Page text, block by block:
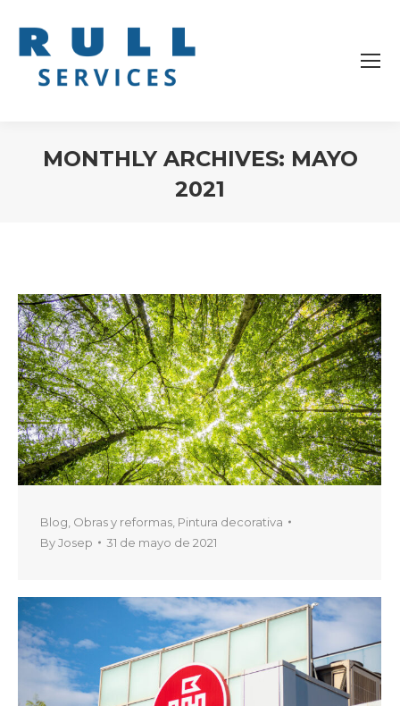
MONTHLY ARCHIVES: MAYO
2021
Blog Obras y reformas Pintura decorativa
ByJosep 31 de mayo de 2021